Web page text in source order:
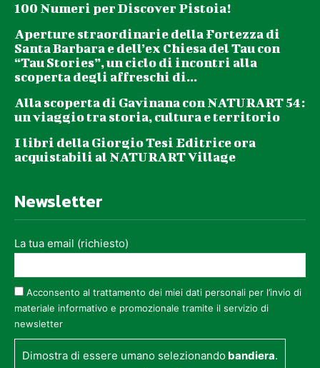
100 Numeri per Discover Pistoia!
Aperture straordinarie della Fortezza di
Santa Barbara e dell’ex Chiesa del Tau con
“Tau Stories”, un ciclo di incontri alla
scoperta degli affreschi di...
Alla scoperta di Gavinana con NATURART 54:
un viaggio tra storia, cultura e territorio
I libri della Giorgio Tesi Editrice ora
acquistabili al NATURART Village
Newsletter
La tua email (richiesto)
Acconsento al trattamento dei miei dati personali per l’invio di
materiale informativo e promozionale tramite il servizio di
newsletter
Dimostra di essere umano selezionando bandiera.